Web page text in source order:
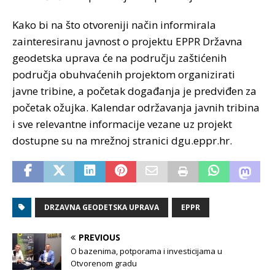
Kako bi na što otvoreniji način informirala
zainteresiranu javnost o projektu EPPR Državna
geodetska uprava će na području zaštićenih
područja obuhvaćenih projektom organizirati
javne tribine, a početak događanja je predviđen za
početak ožujka. Kalendar održavanja javnih tribina
i sve relevantne informacije vezane uz projekt
dostupne su na mrežnoj stranici dgu.eppr.hr.
DRZAVNA GEODETSKA UPRAVA EPPR
PREVIOUS
O bazenima, potporama i investicijama u
Otvorenom gradu